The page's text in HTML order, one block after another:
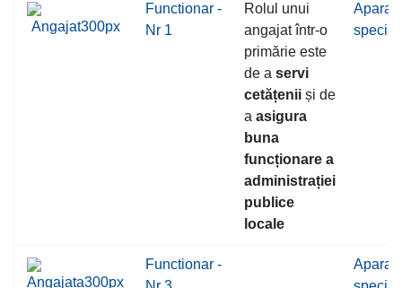
Functionar -
Nr 1
Rolul unui
angajat într-o
primărie este
de a servi
cetățenii și de
a asigura
buna
funcționare a
administrației
publice
locale
Functionar -